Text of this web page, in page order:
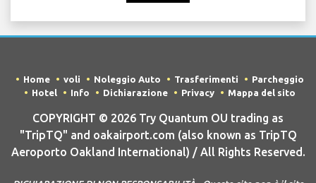
Home voli Noleggio Auto Trasferimenti
Parcheggio
Hotel
Info Dichiarazione Privacy Mappa del sito
COPYRIGHT © 2026 Try Quantum OU trading as
"TripTQ" and oakairport.com (also known as TripTQ
Aeroporto Oakland International) / All Rights Reserved.